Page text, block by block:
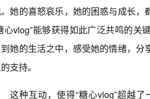
她的喜怒哀乐，她的困惑与成长
心vlog”能够获得如此广泛共鸣的
她的生活之中，感受她的情绪，
的支持。
这种互动，使得“糖心vlog”超越